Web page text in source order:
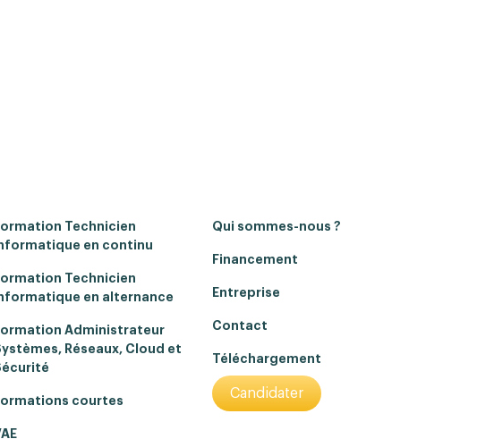
Technicien
en continu
Technicien
en alternance
Administrateur
Réseaux, Cloud et
courtes
Qui sommes-nous ?
Financement
Entreprise
Contact
Téléchargement
Candidater